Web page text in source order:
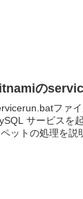
の
ファ
サービスを
ットの処理を説